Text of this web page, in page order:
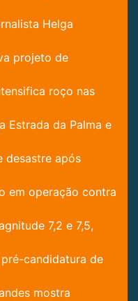
Helga
projeto de
roço nas
Estrada da Palma e
desastre após
em operação contra
7,2 e 7,5,
candidatura de
mostra